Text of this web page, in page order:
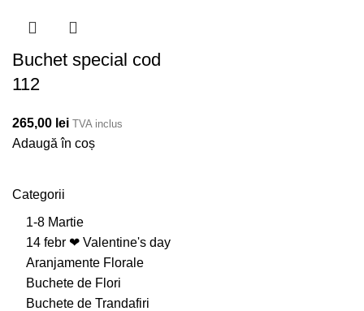
Categorii
1-8 Martie
14 febr ❤ Valentine's day
Aranjamente Florale
Buchete de Flori
Buchete de Trandafiri
Buchet special cod
112
265,00 lei TVA inclus
Adaugă în coș